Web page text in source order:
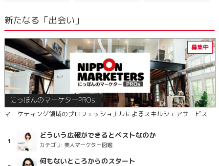
新たなる「出会い」
にっぽんのマーケターPROs.
マーケティング領域のプロフェッショナルによるスキルシェアサービス
どういう広報ができるとベストなのか
カテゴリ: 美人マーケター図鑑
何もないところからのスタート